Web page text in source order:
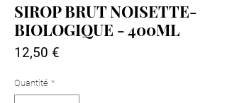
SIROP BRUT NOISETTE-
BIOLOGIQUE - 400ML
12,50 €
Quantité *